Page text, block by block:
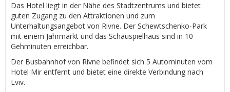
Das Hotel liegt in der Nähe des Stadtzentrums und bietet
guten Zugang zu den Attraktionen und zum
Unterhaltungsangebot von Rivne. Der Schewtschenko-Park
mit einem Jahrmarkt und das Schauspielhaus sind in 10
Gehminuten erreichbar.
Der Busbahnhof von Rivne befindet sich 5 Autominuten vom
Hotel Mir entfernt und bietet eine direkte Verbindung nach
Lviv.